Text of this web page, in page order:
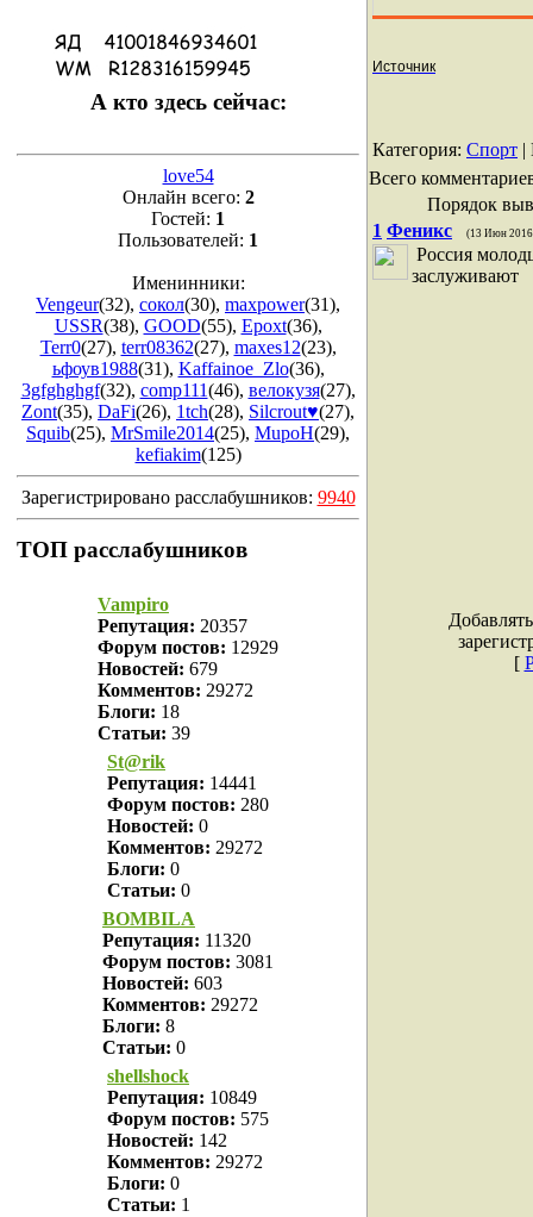
А кто здесь сейчас:
love54
Онлайн всего: 2
Гостей: 1
Пользователей: 1
Именинники:
Vengeur(32), сокол(30), maxpower(31),
USSR(38), GOOD(55), Epoxt(36),
Terr0(27), terr08362(27), maxes12(23),
ьфоув1988(31), Kaffainoe_Zlo(36),
3gfghghgf(32), comp111(46), велокузя(27),
Zont(35), DaFi(26), 1tch(28), Silcrout♥(27),
Squib(25), MrSmile2014(25), MupoH(29),
kefiakim(125)
Зарегистрировано расслабушников: 9940
ТОП расслабушников
Vampiro
Репутация: 20357
Форум постов: 12929
Новостей: 679
Комментов: 29272
Блоги: 18
Статьи: 39
St@rik
Репутация: 14441
Форум постов: 280
Новостей: 0
Комментов: 29272
Блоги: 0
Статьи: 0
BOMBILA
Репутация: 11320
Форум постов: 3081
Новостей: 603
Комментов: 29272
Блоги: 8
Статьи: 0
shellshock
Репутация: 10849
Форум постов: 575
Новостей: 142
Комментов: 29272
Блоги: 0
Статьи: 1
Источник
Категория: Спорт |
Всего
Порядок
1 Феникс (13 Июн
Россия
заслуживают
[